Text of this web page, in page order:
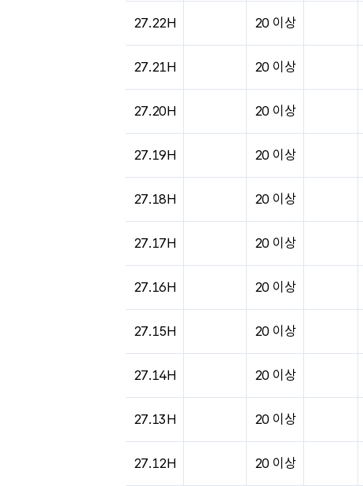
27.22H 20 이상
27.21H 20 이상
27.20H 20 이상
27.19H 20 이상
27.18H 20 이상
27.17H 20 이상
27.16H 20 이상
27.15H 20 이상
27.14H 20 이상
27.13H 20 이상
27.12H 20 이상